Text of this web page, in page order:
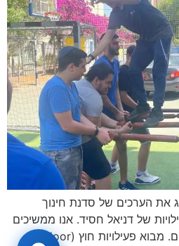
את הערכים של סדנת חינוך
של דניאל חסיד. אנו ממשיכים
לחזק מיומנויות בכל התחומים. מבוא פעילויות חוץ (Outdoor